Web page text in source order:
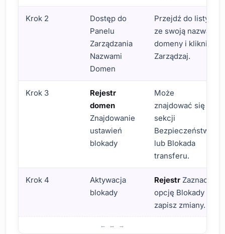
Krok 2
Dostęp do
Panelu
Zarządzania
Nazwami
Domen
Przejdź do listy
ze swoją nazwą
domeny i kliknij
Zarządzaj.
Krok 3
Rejestr
domen
Znajdowanie
ustawień
blokady
Może
znajdować się w
sekcji
Bezpieczeństwo
lub Blokada
transferu.
Krok 4
Aktywacja
blokady
Rejestr Zaznacz
opcję Blokady i
zapisz zmiany.